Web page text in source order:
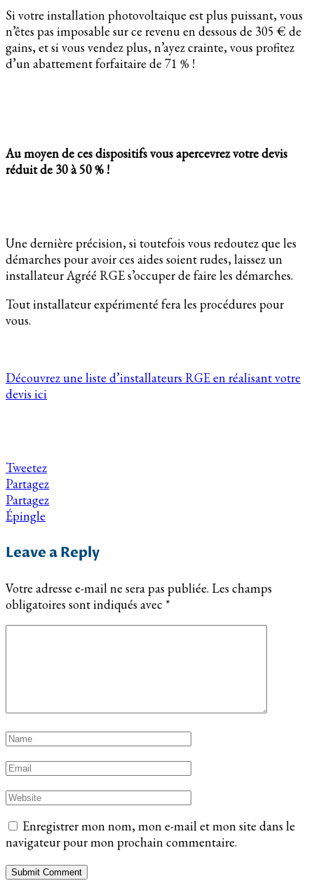
Si votre installation photovoltaique est plus puissant, vous
n’êtes pas imposable sur ce revenu en dessous de 305 € de
gains, et si vous vendez plus, n’ayez crainte, vous profitez
d’un abattement forfaitaire de 71 % !
Au moyen de ces dispositifs vous apercevrez votre devis
réduit de 30 à 50 % !
Une dernière précision, si toutefois vous redoutez que les
démarches pour avoir ces aides soient rudes, laissez un
installateur Agréé RGE s’occuper de faire les démarches.
Tout installateur expérimenté fera les procédures pour
vous.
Découvrez une liste d’installateurs RGE en réalisant votre
devis ici
Tweetez
Partagez
Partagez
Épingle
Leave a Reply
Votre adresse e-mail ne sera pas publiée. Les champs
obligatoires sont indiqués avec *
Enregistrer mon nom, mon e-mail et mon site dans le
navigateur pour mon prochain commentaire.